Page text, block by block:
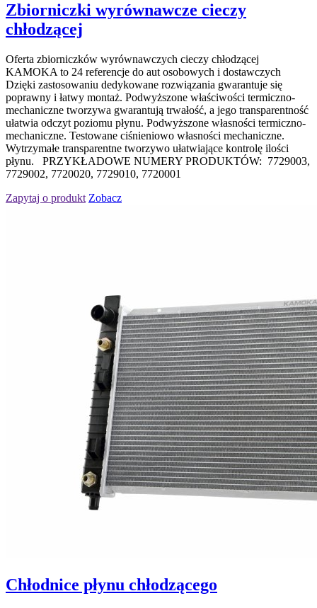
Zbiorniczki wyrównawcze cieczy
chłodzącej
Oferta zbiorniczków wyrównawczych cieczy chłodzącej
KAMOKA to 24 referencje do aut osobowych i dostawczych
Dzięki zastosowaniu dedykowane rozwiązania gwarantuje się
poprawny i łatwy montaż. Podwyższone właściwości termiczno-
mechaniczne tworzywa gwarantują trwałość, a jego transparentność
ułatwia odczyt poziomu płynu. Podwyższone własności termiczno-
mechaniczne. Testowane ciśnieniowo własności mechaniczne.
Wytrzymałe transparentne tworzywo ułatwiające kontrolę ilości
płynu. PRZYKŁADOWE NUMERY PRODUKTÓW: 7729003,
7729002, 7720020, 7729010, 7720001
Zapytaj o produkt Zobacz
Chłodnice płynu chłodzącego